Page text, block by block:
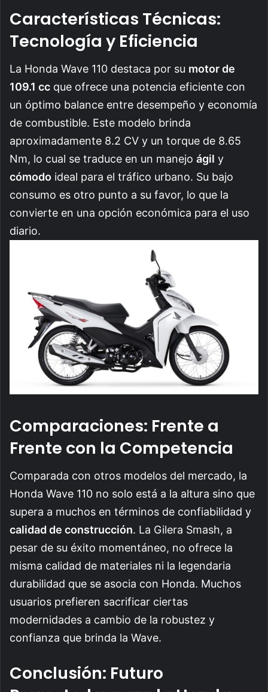
Características Técnicas:
Tecnología y Eficiencia
La Honda Wave 110 destaca por su motor de
109.1 cc que ofrece una potencia eficiente con
un óptimo balance entre desempeño y economía
de combustible. Este modelo brinda
aproximadamente 8.2 CV y un torque de 8.65
Nm, lo cual se traduce en un manejo ágil y
cómodo ideal para el tráfico urbano. Su bajo
consumo es otro punto a su favor, lo que la
convierte en una opción económica para el uso
diario.
Comparaciones: Frente a
Frente con la Competencia
Comparada con otros modelos del mercado, la
Honda Wave 110 no solo está a la altura sino que
supera a muchos en términos de confiabilidad y
calidad de construcción. La Gilera Smash, a
pesar de su éxito momentáneo, no ofrece la
misma calidad de materiales ni la legendaria
durabilidad que se asocia con Honda. Muchos
usuarios prefieren sacrificar ciertas
modernidades a cambio de la robustez y
confianza que brinda la Wave.
Conclusión: Futuro